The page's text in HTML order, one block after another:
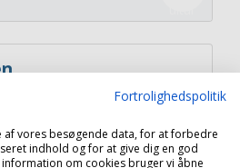
Fortrolighedspolitik
af vores besøgende data, for at forbedre
indhold og for at give dig en god
om cookies bruger vi åbne